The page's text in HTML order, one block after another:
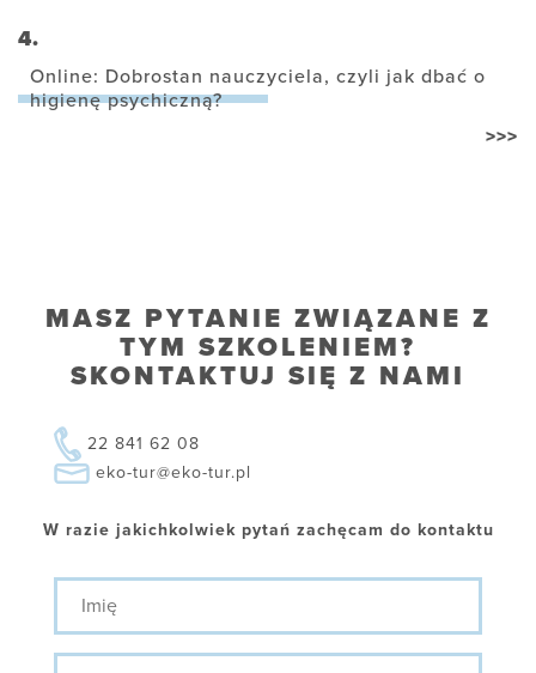
4.
Online: Dobrostan nauczyciela, czyli jak dbać o
higienę psychiczną?
>>>
MASZ PYTANIE ZWIĄZANE Z
TYM SZKOLENIEM?
SKONTAKTUJ SIĘ Z NAMI
22 841 62 08
eko-tur@eko-tur.pl
W razie jakichkolwiek pytań zachęcam do kontaktu
Imię
Nazwisko